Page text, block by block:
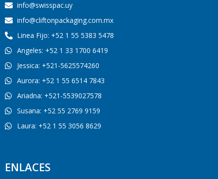
info@swisspac.uy
info@cliftonpackaging.com.mx
Linea Fijo: +52 1 55 5383 5478
Angeles: +52 1 33 1700 6419
Jessica: +521-5625574260
Aurora: +52 1 55 6514 7843
Ariadna: +521-5539027578
Susana: +52 55 2769 9159
Laura: +52 1 55 3056 8629
ENLACES